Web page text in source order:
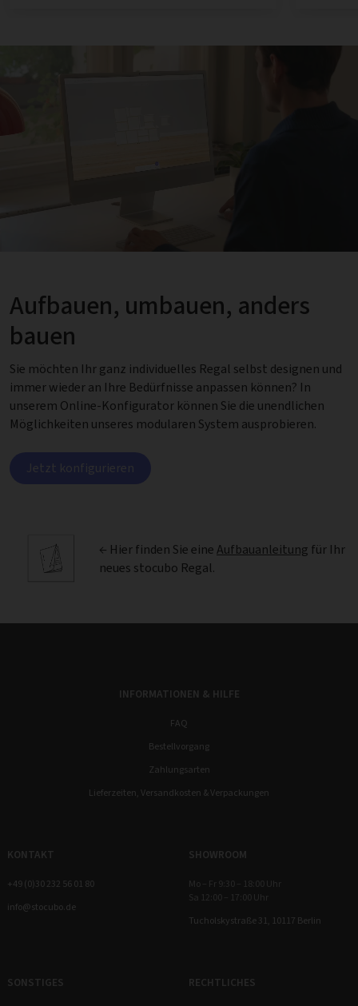
Aufbauen, umbauen, anders
bauen
Sie möchten Ihr ganz individuelles Regal selbst designen und
immer wieder an Ihre Bedürfnisse anpassen können? In
unserem Online-Konfigurator können Sie die unendlichen
Möglichkeiten unseres modularen System ausprobieren.
Jetzt konfigurieren
← Hier finden Sie eineAufbauanleitung für Ihr
neues stocubo Regal.
INFORMATIONEN & HILFE
FAQ
Bestellvorgang
Zahlungsarten
Lieferzeiten, Versandkosten & Verpackungen
KONTAKT
+49 (0)30 232 56 01 80
info@stocubo.de
SHOWROOM
Mo – Fr 9:30 – 18:00 Uhr
Sa 12:00 – 17:00 Uhr
Tucholskystraße 31, 10117 Berlin
SONSTIGES RECHTLICHES